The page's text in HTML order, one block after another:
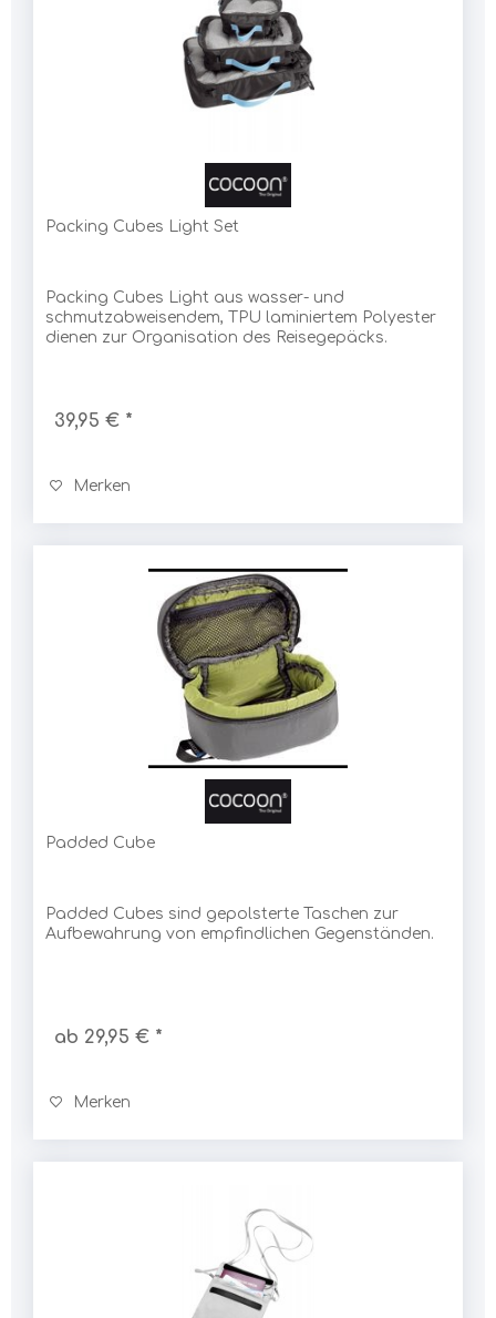
Packing Cubes Light Set
Packing Cubes Light aus wasser- und
schmutzabweisendem, TPU laminiertem Polyester
dienen zur Organisation des Reisegepäcks.
39,95 € *
Merken
Padded Cube
Padded Cubes sind gepolsterte Taschen zur
Aufbewahrung von empfindlichen Gegenständen.
ab 29,95 € *
Merken